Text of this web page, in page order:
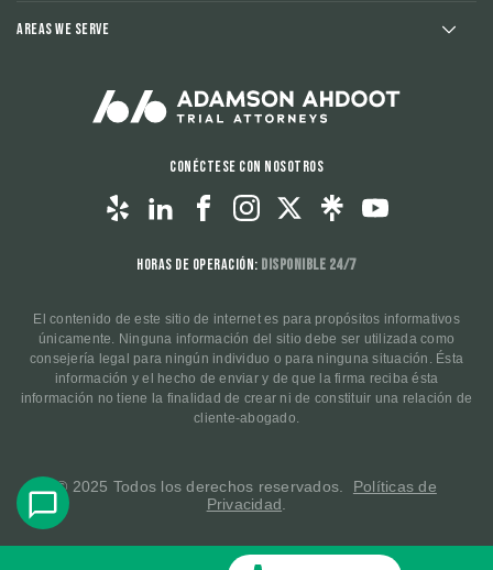
Areas We Serve
Conéctese con nosotros
Horas de operación: Disponible 24/7
El contenido de este sitio de internet es para propósitos informativos
únicamente. Ninguna información del sitio debe ser utilizada como
consejería legal para ningún individuo o para ninguna situación. Ésta
información y el hecho de enviar y de que la firma reciba ésta
información no tiene la finalidad de crear ni de constituir una relación de
cliente-abogado.
© 2025 Todos los derechos reservados. Políticas de
Privacidad